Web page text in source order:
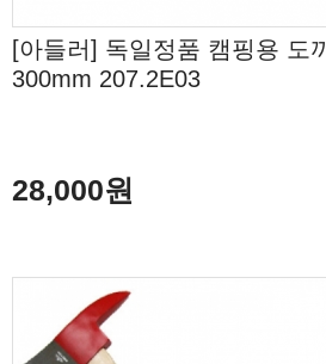
[아들러] 독일정품 캠핑용 도끼
300mm 207.2E03
28,000원